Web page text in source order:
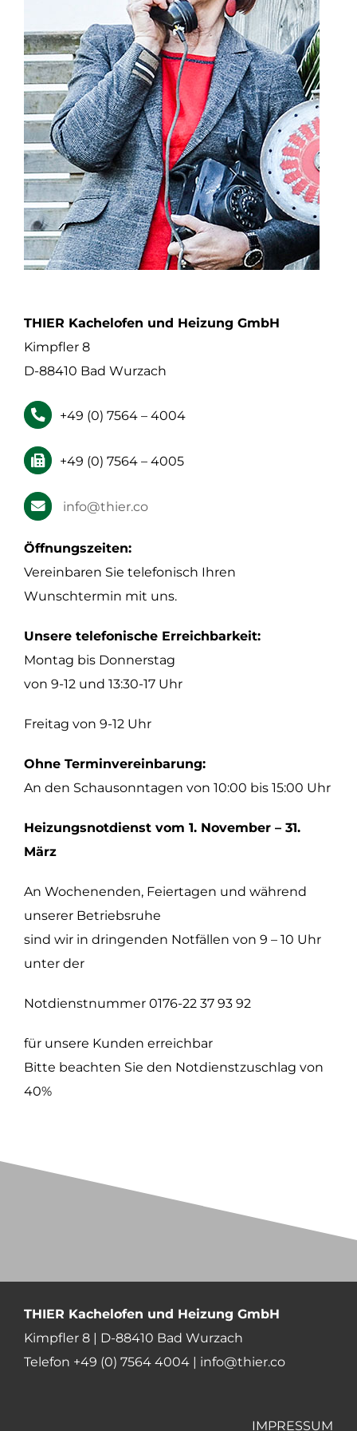
THIER Kachelofen und Heizung GmbH
Kimpfler 8
D-88410 Bad Wurzach
+49 (0) 7564 – 4004
+49 (0) 7564 – 4005
info@thier.co
Öffnungszeiten:
Vereinbaren Sie telefonisch Ihren
Wunschtermin mit uns.
Unsere telefonische Erreichbarkeit:
Montag bis Donnerstag
von 9-12 und 13:30-17 Uhr
Freitag von 9-12 Uhr
Ohne Terminvereinbarung:
An den Schausonntagen von 10:00 bis 15:00 Uhr
Heizungsnotdienst vom 1. November – 31.
März
An Wochenenden, Feiertagen und während
unserer Betriebsruhe
sind wir in dringenden Notfällen von 9 – 10 Uhr
unter der
Notdienstnummer 0176-22 37 93 92
für unsere Kunden erreichbar
Bitte beachten Sie den Notdienstzuschlag von
40%
THIER Kachelofen und Heizung GmbH
Kimpfler 8 | D-88410 Bad Wurzach
Telefon +49 (0) 7564 4004 | info@thier.co
IMPRESSUM